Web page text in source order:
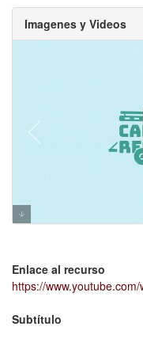
Imagenes y Videos
Enlace al recurso
https://
Subtítulo